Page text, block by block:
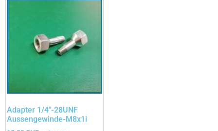
Adapter 1/4″-28UNF
Aussengewinde-M8x1i